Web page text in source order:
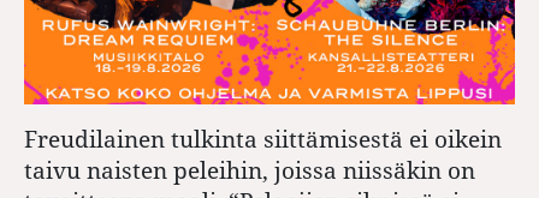
Freudilainen tulkinta siittämisestä ei oikein
taivu naisten peleihin, joissa niissäkin on